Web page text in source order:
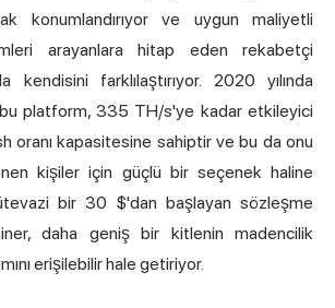
konumlandırıyor ve uygun maliyetli
arayanlara hitap eden rekabetçi
kendisini farklılaştırıyor. 2020 yılında
platform, 335 TH/s'ye kadar etkileyici
oranı kapasitesine sahiptir ve bu da onu
kişiler için güçlü bir seçenek haline
bir 30 $'dan başlayan sözleşme
daha geniş bir kitlenin madencilik
erişilebilir hale getiriyor.